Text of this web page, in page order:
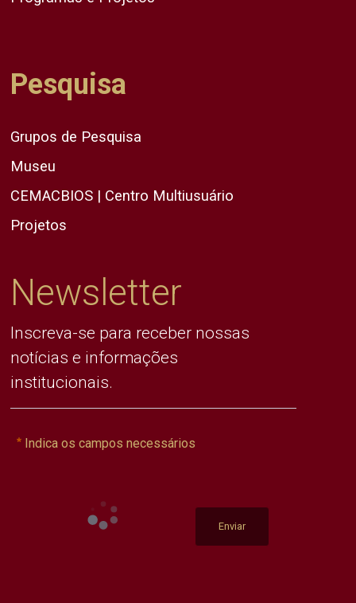
Pesquisa
Grupos de Pesquisa
Museu
CEMACBIOS | Centro Multiusuário
Projetos
Newsletter
Inscreva-se para receber nossas
notícias e informações
institucionais.
Indica os campos necessários
Enviar